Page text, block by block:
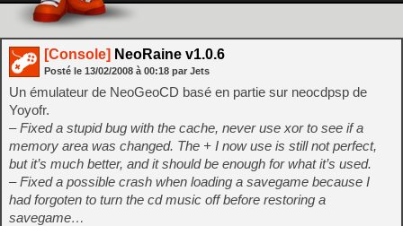
[Console] NeoRaine v1.0.6
Posté le 13/02/2008 à 00:18 par Jets
Un émulateur de NeoGeoCD basé en partie sur neocdpsp de
Yoyofr.
– Fixed a stupid bug with the cache, never use xor to see if a
memory area was changed. The + I now use is still not perfect,
but it’s much better, and it should be enough for what it’s used.
– Fixed a possible crash when loading a savegame because I
had forgoten to turn the cd music off before restoring a
savegame…